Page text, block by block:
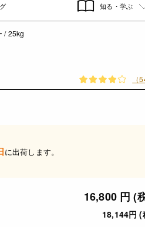
知る・学ぶ
/ 25kg
（
に出荷します。
16,800 円 (
18,144円 (